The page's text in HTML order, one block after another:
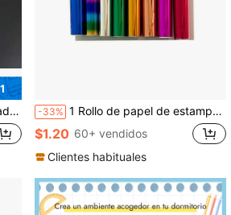
arañazos -33% 1 Rollo de papel de estampado en caliente, papel dorado, papel hecho a mano, para manualidades de scrapbooking, elaboración de tarjetas, suministros de arte, 118.11 pulgadas x 5.91 pulgadas, múltiples opciones de color
$1.20 60+ vendidos
Clientes habituales